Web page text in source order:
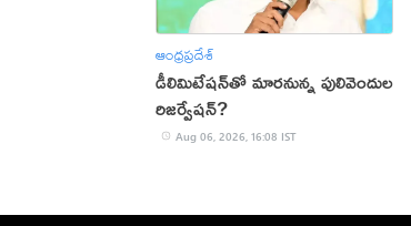
ఆంధ్రప్రదేశ్
డీలిమిటేషన్‌తో మారనున్న పులివెందుల
రిజర్వేషన్?
Aug 06, 2026, 16:08 IST